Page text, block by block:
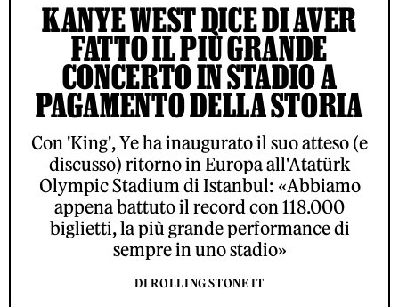
KANYE WEST DICE DI AVER
FATTO IL PIÙ GRANDE
CONCERTO IN STADIO A
PAGAMENTO DELLA STORIA
Con 'King', Ye ha inaugurato il suo atteso (e
discusso) ritorno in Europa all'Atatürk
Olympic Stadium di Istanbul: «Abbiamo
appena battuto il record con 118.000
biglietti, la più grande performance di
sempre in uno stadio»
DI ROLLING STONE IT